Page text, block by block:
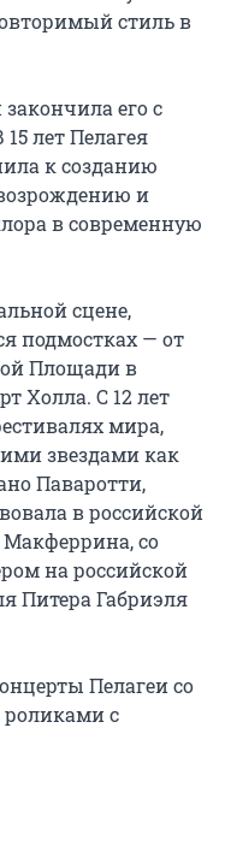
стиль в
его с
лет Пелагея
к созданию
и
в современную
сцене,
подмостках — от
Площади в
Холла. С 12 лет
мира,
звездами как
Паваротти,
в российской
со
на российской
Питера Габриэля
Пелагеи со
роликами с